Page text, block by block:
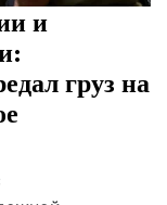
и
груз на